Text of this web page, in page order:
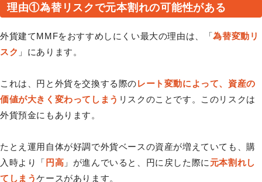
理由①為替リスクで元本割れの可能性がある
外貨建てMMFをおすすめしにくい最大の理由は、「為替変動リ
スク 」にあります。
これは、円と外貨を交換する際のレート変動によって、資産の
価値が大きく変わってしまう リスクのことです。このリスクは
外貨預金にもあります。
たとえ運用自体が好調で外貨ベースの資産が増えていても、購
入時より「 円高 」が進んでいると、円に戻した際に 元本割れし
てしまうケースがあります。